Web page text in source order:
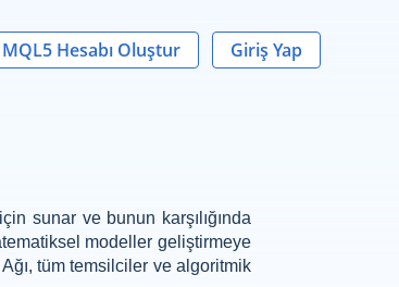
MQL5 Hesabı Oluştur Giriş Yap
sunar ve bunun karşılığında
modeller geliştirmeye
tüm temsilciler ve algoritmik